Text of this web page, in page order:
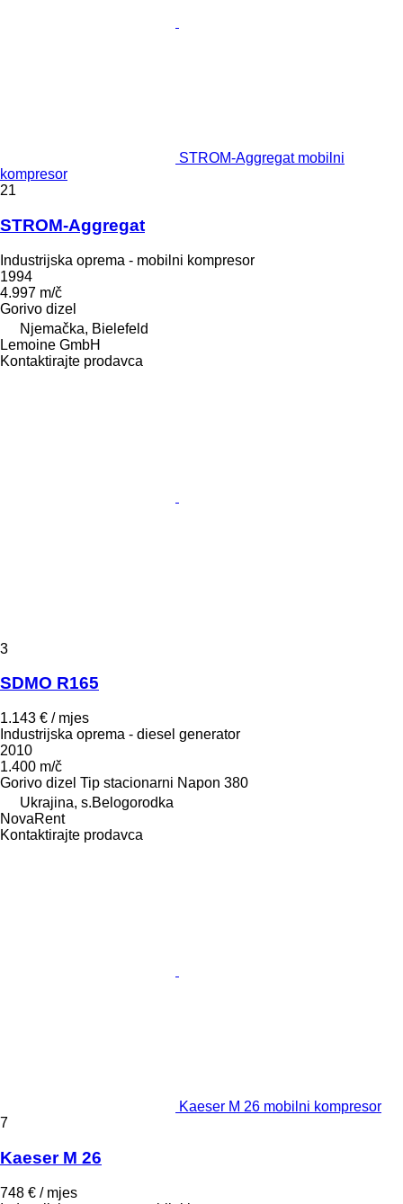
STROM-Aggregat mobilni
kompresor
21
STROM-Aggregat
Industrijska oprema - mobilni kompresor
1994
4.997 m/č
Gorivo dizel
Njemačka, Bielefeld
Lemoine GmbH
Kontaktirajte prodavca
3
SDMO R165
1.143 € / mjes
Industrijska oprema - diesel generator
2010
1.400 m/č
Gorivo dizel Tip stacionarni Napon 380
Ukrajina, s.Belogorodka
NovaRent
Kontaktirajte prodavca
Kaeser M 26 mobilni kompresor
7
Kaeser M 26
748 € / mjes